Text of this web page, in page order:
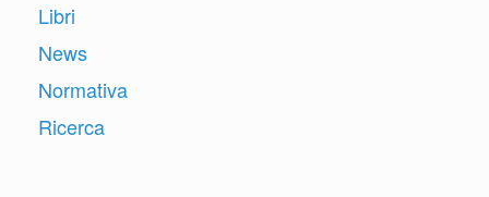
Libri
News
Normativa
Ricerca